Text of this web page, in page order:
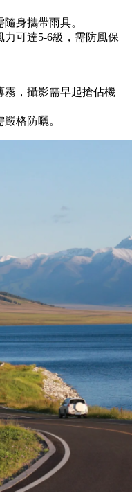
身攜帶雨具。
可達5-6級，需防風保
霧，攝影需早起搶佔機
格防曬。